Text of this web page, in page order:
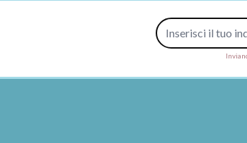
Indirizzo e-mail